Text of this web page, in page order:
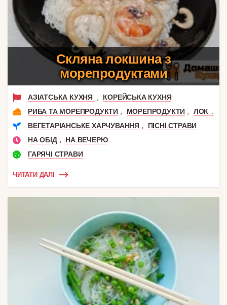
Скляна локшина з
морепродуктами
АЗІАТСЬКА КУХНЯ ,
КОРЕЙСЬКА КУХНЯ
РИБА ТА МОРЕПРОДУКТИ , МОРЕПРОДУКТИ ,
ЛОКШИНА
ВЕГЕТАРІАНСЬКЕ ХАРЧУВАННЯ ,
ПІСНІ СТРАВИ
НА ОБІД ,
НА ВЕЧЕРЮ
ГАРЯЧІ СТРАВИ
ЧИТАТИ ДАЛІ